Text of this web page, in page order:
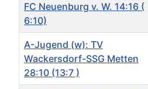
FC Neuenburg v. W. 14:16 (
6:10)
A-Jugend (w): TV
Wackersdorf-SSG Metten
28:10 (13:7 )